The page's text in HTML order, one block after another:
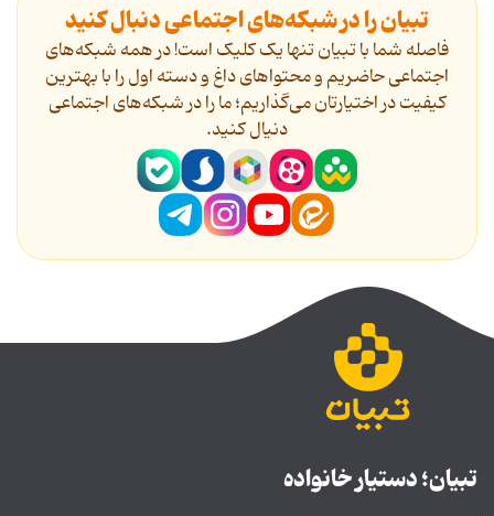
تبیان را در شبکه‌های اجتماعی دنبال کنید
فاصله شما با تبیان تنها یک کلیک است! در همه شبکه‌های
اجتماعی حاضریم و محتواهای داغ و دسته اول را با بهترین
کیفیت در اختیارتان می‌گذاریم؛ ما را در شبکه‌های اجتماعی
دنیال کنید.
تبیان؛ دستیار خانواده